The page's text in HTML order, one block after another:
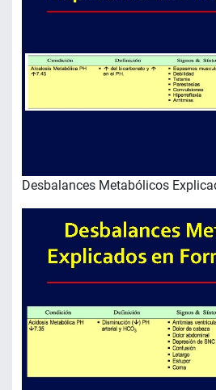
Desbalances Metabólicos